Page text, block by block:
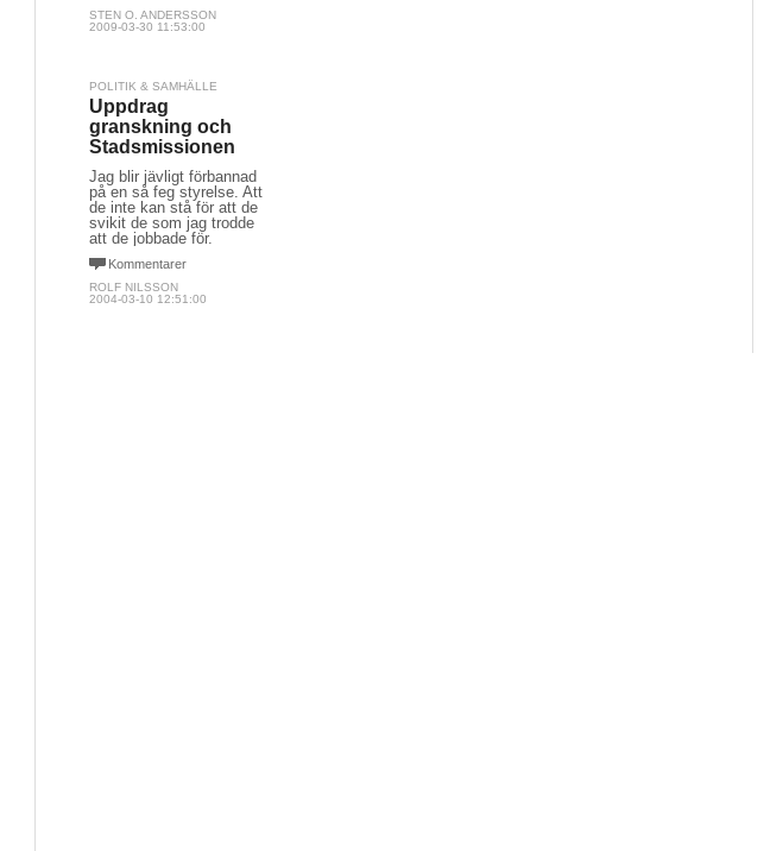
STEN O. ANDERSSON
2009-03-30 11:53:00
POLITIK & SAMHÄLLE
Uppdrag
granskning och
Stadsmissionen
Jag blir jävligt förbannad
på en så feg styrelse. Att
de inte kan stå för att de
svikit de som jag trodde
att de jobbade för.
Kommentarer
ROLF NILSSON
2004-03-10 12:51:00